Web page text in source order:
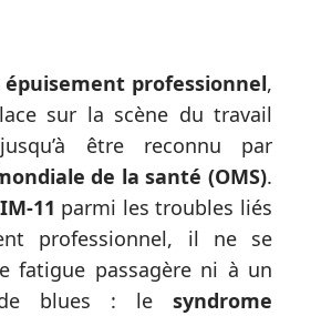
épuisement professionnel,
sur la scène du travail
être reconnu par
de la santé (OMS).
11 parmi les troubles liés
professionnel, il ne se
fatigue passagère ni à un
blues : le syndrome